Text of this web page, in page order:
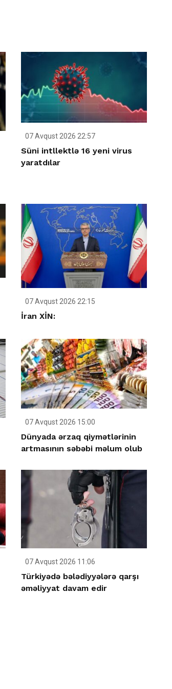
07 Avqust 2026 22:57
Süni intllektlə 16 yeni virus
yaratdılar
07 Avqust 2026 22:15
İran XİN:
07 Avqust 2026 15:00
Dünyada ərzaq qiymətlərinin
artmasının səbəbi məlum olub
07 Avqust 2026 11:06
Türkiyədə bələdiyyələrə qarşı
əməliyyat davam edir